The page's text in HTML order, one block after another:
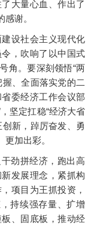
大量心血、作出了
谢。
设社会主义现代化
，吹响了以中国式
角。要深刻领悟“两
、全面落实党的二
委经济工作会议部
坚定扛稳“经济大省
新，踔厉奋发、勇
加出彩。
拼经济，跑出高
发展理念，紧抓构
项目为王抓投资，
持续强存量、扩增
、固底板，推动经